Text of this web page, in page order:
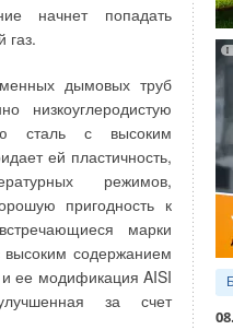
начнет попадать
газ.
дымовых труб
низкоуглеродистую
сталь с высоким
ей пластичность,
режимов,
пригодность к
марки
содержанием
ее модификация AISI
за счет
Новый и очень
позволяют
воды пользоваться
сбора
— использование
измерения расхода
при очень маленьких
на малых расходах
в быту. Счетчики,
15-20 л/ч,